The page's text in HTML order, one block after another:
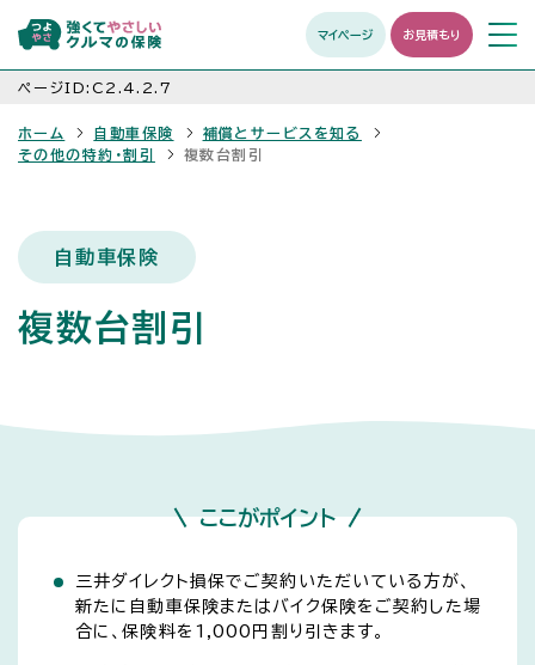
マイページ お見積もり
メニュ
開く
ページID:C2.4.2.7
ホーム 自動車保険
補償とサービスを知る
その他の特約・割引
複数台割引
自動車保険
複数台割引
ここがポイント
三井ダイレクト損保でご契約いただいている方が、
新たに自動車保険またはバイク保険をご契約した場
合に、保険料を1,000円割り引きます。